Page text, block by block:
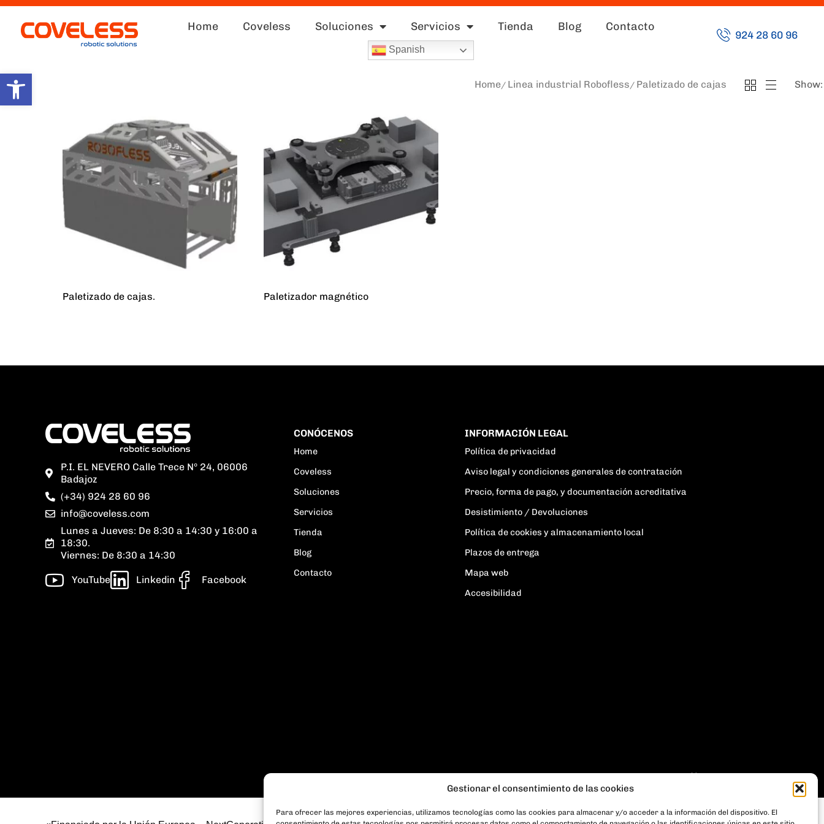
Abrir barra de herramientas
Gestionar el consentimiento de las cookies
Para ofrecer las mejores experiencias, utilizamos tecnologías como las cookies para almacenar y/o acceder a la información del dispositivo. El
Home Coveless Soluciones Servicios Tienda Blog Contacto
Spanish
924 28 60 96
Home Linea industrial Robofless Paletizado de cajas Show:
Paletizado de cajas. Paletizador magnético
P.I. EL NEVERO Calle Trece Nº 24, 06006
Badajoz
(+34) 924 28 60 96
info@coveless.com
Lunes a Jueves: De 8:30 a 14:30 y 16:00 a
18:30.
Viernes: De 8:30 a 14:30
YouTube Linkedin Facebook
CONÓCENOS
Home
Coveless
Soluciones
Servicios
Tienda
Blog
Contacto
INFORMACIÓN LEGAL
Política de privacidad
Aviso legal y condiciones generales de contratación
Precio, forma de pago, y documentación acreditativa
Desistimiento / Devoluciones
Política de cookies y almacenamiento local
Plazos de entrega
Mapa web
Accesibilidad
THEGECOCOMPANY